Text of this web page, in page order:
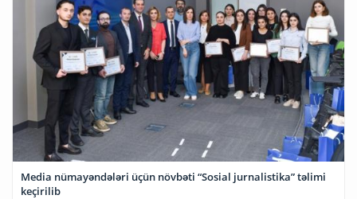
Media nümayəndələri üçün növbəti “Sosial jurnalistika” təlimi
keçirilib